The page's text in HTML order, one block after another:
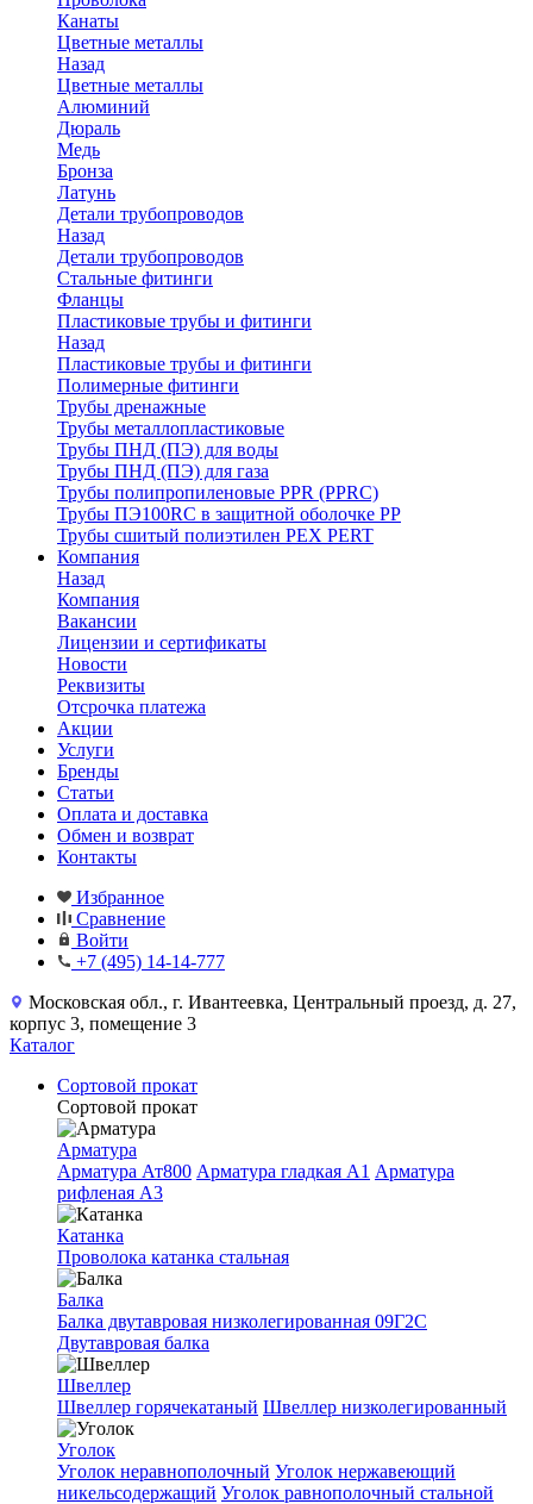
Канаты
Цветные металлы
Назад
Цветные металлы
Алюминий
Дюраль
Медь
Бронза
Латунь
Детали трубопроводов
Назад
Детали трубопроводов
Стальные фитинги
Фланцы
Пластиковые трубы и фитинги
Назад
Пластиковые трубы и фитинги
Полимерные фитинги
Трубы дренажные
Трубы металлопластиковые
Трубы ПНД (ПЭ) для воды
Трубы ПНД (ПЭ) для газа
Трубы полипропиленовые PPR (PPRC)
Трубы ПЭ100RC в защитной оболочке PP
Трубы сшитый полиэтилен PEX PERT
Компания
Назад
Компания
Вакансии
Лицензии и сертификаты
Новости
Реквизиты
Отсрочка платежа
Акции
Услуги
Бренды
Статьи
Оплата и доставка
Обмен и возврат
Контакты
Избранное
Сравнение
Войти
+7 (495) 14-14-777
Московская обл., г. Ивантеевка, Центральный проезд, д. 27,
корпус 3, помещение 3
Каталог
Сортовой прокат
Сортовой прокат
Арматура
Арматура Ат800 Арматура гладкая A1 Арматура
рифленая A3
Катанка
Проволока катанка стальная
Балка
Балка двутавровая низколегированная 09Г2С
Двутавровая балка
Швеллер
Швеллер горячекатаный Швеллер низколегированный
Уголок
Уголок неравнополочный Уголок нержавеющий
никельсодержащий Уголок равнополочный стальной